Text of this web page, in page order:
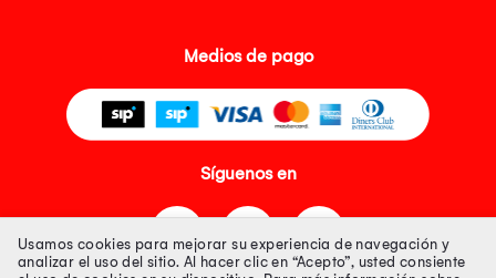
Medios de pago
Síguenos en
Usamos cookies para mejorar su experiencia de navegación y
analizar el uso del sitio. Al hacer clic en “Acepto”, usted consiente